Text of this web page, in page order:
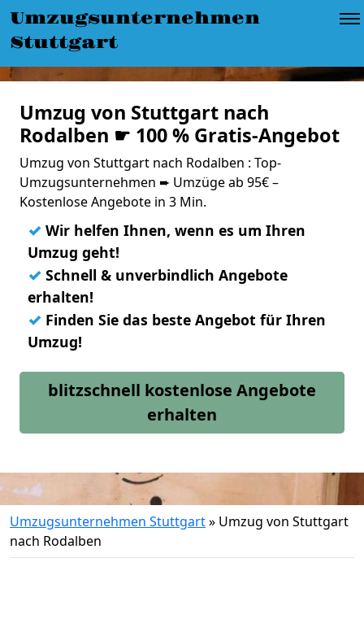
Umzugsunternehmen
Stuttgart
Umzug von Stuttgart nach
Rodalben ☛ 100 % Gratis-Angebot
Umzug von Stuttgart nach Rodalben : Top-
Umzugsunternehmen ➨ Umzüge ab 95€ –
Kostenlose Angebote in 3 Min.
✓ Wir helfen Ihnen, wenn es um Ihren
Umzug geht!
✓ Schnell & unverbindlich Angebote
erhalten!
✓ Finden Sie das beste Angebot für Ihren
Umzug!
blitzschnell kostenlose Angebote
erhalten
Umzugsunternehmen Stuttgart» Umzug von Stuttgart
nach Rodalben